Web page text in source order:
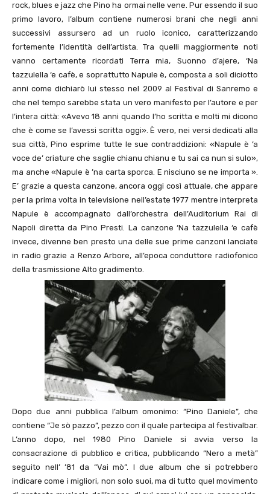
rock, blues e jazz che Pino ha ormai nelle vene. Pur essendo il suo
primo lavoro, l’album contiene numerosi brani che negli anni
successivi assursero ad un ruolo iconico, caratterizzando
fortemente l’identità dell’artista. Tra quelli maggiormente noti
vanno certamente ricordati Terra mia, Suonno d’ajere, ‘Na
tazzulella ‘e cafè, e soprattutto Napule è, composta a soli diciotto
anni come dichiarò lui stesso nel 2009 al Festival di Sanremo e
che nel tempo sarebbe stata un vero manifesto per l’autore e per
l’intera città: «Avevo 18 anni quando l’ho scritta e molti mi dicono
che è come se l’avessi scritta oggi». È vero, nei versi dedicati alla
sua città, Pino esprime tutte le sue contraddizioni: «Napule è ’a
voce de’ criature che saglie chianu chianu e tu sai ca nun si sulo»,
ma anche «Napule è ’na carta sporca. E nisciuno se ne importa ».
E’ grazie a questa canzone, ancora oggi così attuale, che appare
per la prima volta in televisione nell’estate 1977 mentre interpreta
Napule è accompagnato dall’orchestra dell’Auditorium Rai di
Napoli diretta da Pino Presti. La canzone ‘Na tazzulella ‘e cafè
invece, divenne ben presto una delle sue prime canzoni lanciate
in radio grazie a Renzo Arbore, all’epoca conduttore radiofonico
della trasmissione Alto gradimento.
Dopo due anni pubblica l’album omonimo: “Pino Daniele”, che
contiene “Je sò pazzo”, pezzo con il quale partecipa al festivalbar.
L’anno dopo, nel 1980 Pino Daniele si avvia verso la
consacrazione di pubblico e critica, pubblicando “Nero a metà”
seguito nell’ ’81 da “Vai mò”. I due album che si potrebbero
indicare come i migliori, non solo suoi, ma di tutto quel movimento